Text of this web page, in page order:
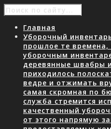
Главная
Уборочный
прошлое те времена,
уборочным
деревянные швабры
приходилось
ведре и отжимать
самая скромная по
служба стремится
качественный
от этого напрямую